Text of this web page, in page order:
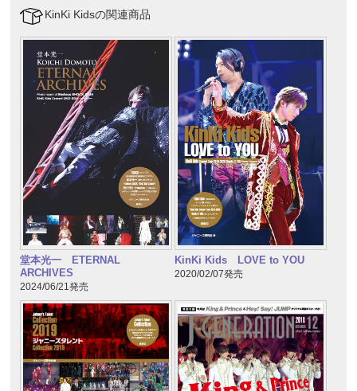
KinKi Kidsの関連商品
堂本光一 ETERNAL
ARCHIVES
2024/06/21発売
KinKi Kids LOVE to YOU
2020/02/07発売